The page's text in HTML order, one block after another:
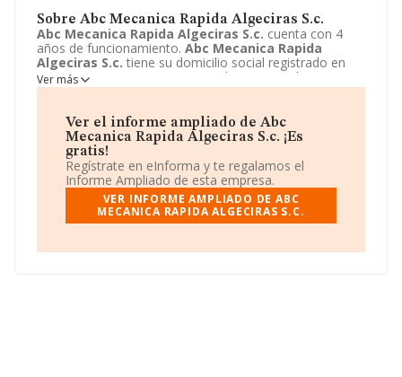
Sobre Abc Mecanica Rapida Algeciras S.c.
Abc Mecanica Rapida Algeciras S.c. cuenta con 4
años de funcionamiento. Abc Mecanica Rapida
Algeciras S.c. tiene su domicilio social registrado en
Paseo Victoria Eugenia, 17 - 3, Algeciras, Cadiz. Enmarca
su actividad CNAE principal como 9531 - Reparación y
Rapida Algeciras S.c. aparece inscrita como Sociedad
Ver más
Ver el informe ampliado de Abc
Mecanica Rapida Algeciras S.c. ¡Es
gratis!
Regístrate en eInforma y te regalamos el
Informe Ampliado de esta empresa.
VER INFORME AMPLIADO DE ABC
MECANICA RAPIDA ALGECIRAS S.C.